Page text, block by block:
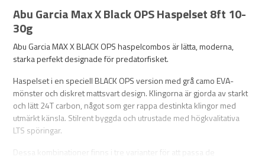
Abu Garcia Max X Black OPS Haspelset 8ft 10-
30g
Abu Garcia MAX X BLACK OPS haspelcombos är lätta, moderna,
starka perfekt designade för predatorfisket.
Haspelset i en speciell BLACK OPS version med grå camo EVA-
mönster och diskret mattsvart design. Klingorna är gjorda av starkt
och lätt 24T carbon, något som ger rappa destinkta klingor med
utmärkt känsla. Stilrent byggda och utrustade med högkvalitativa
LTS spöringar.
Dessa kombinationer finns i tre varianter för att passa de